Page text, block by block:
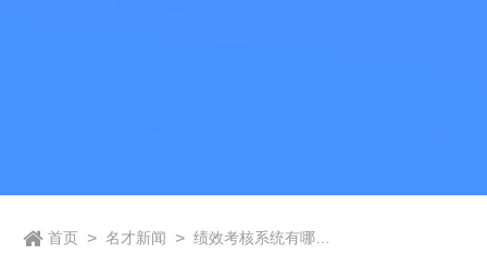
首页 > 名才新闻 > 绩效考核系统有哪些